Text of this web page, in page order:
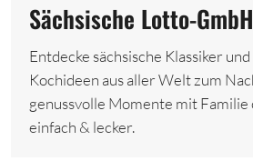
Sächsische Lotto-GmbH
Entdecke sächsische Klassiker
Kochideen aus aller Welt zum
genussvolle Momente mit Familie
einfach & lecker.